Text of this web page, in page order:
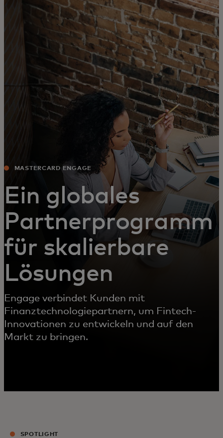
Für Sie
Für Unternehmen
Für die Welt
Für Innovatoren
Neuigkeiten und Trends
MASTERCARD ENGAGE
Ein globales
Partnerprogramm
für skalierbare
Lösungen
Engage verbindet Kunden mit
Finanztechnologiepartnern, um Fintech-
Innovationen zu entwickeln und auf den
Markt zu bringen.
SPOTLIGHT